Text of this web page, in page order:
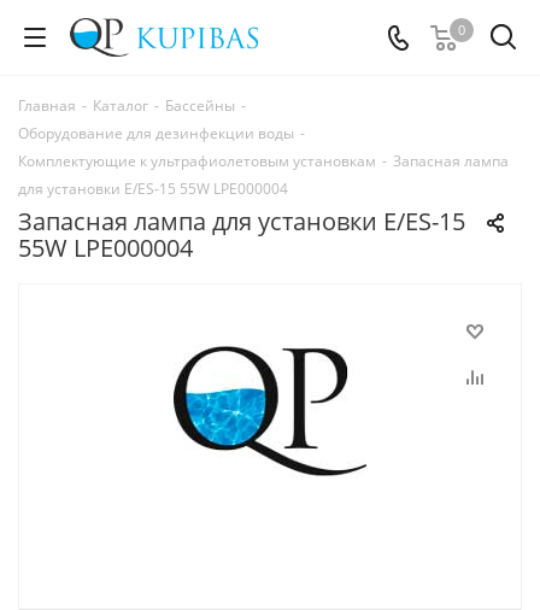
0
Главная - Каталог - Бассейны -
Оборудование для дезинфекции воды -
Комплектующие к ультрафиолетовым установкам - Запасная лампа
для установки Е/ES-15 55W LPE000004
Запасная лампа для установки Е/ES-15
55W LPE000004